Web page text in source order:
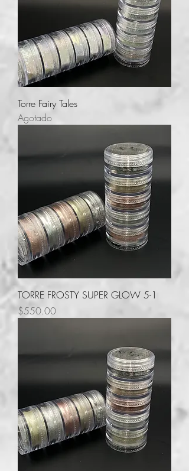
Torre Fairy Tales
Agotado
TORRE FROSTY SUPER GLOW 5-1
Precio
$550.00